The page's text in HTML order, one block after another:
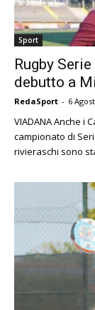
Sport
Rugby
debutto a
RedaSport - 6
VIADANA Anche i
campionato di
rivieraschi sono